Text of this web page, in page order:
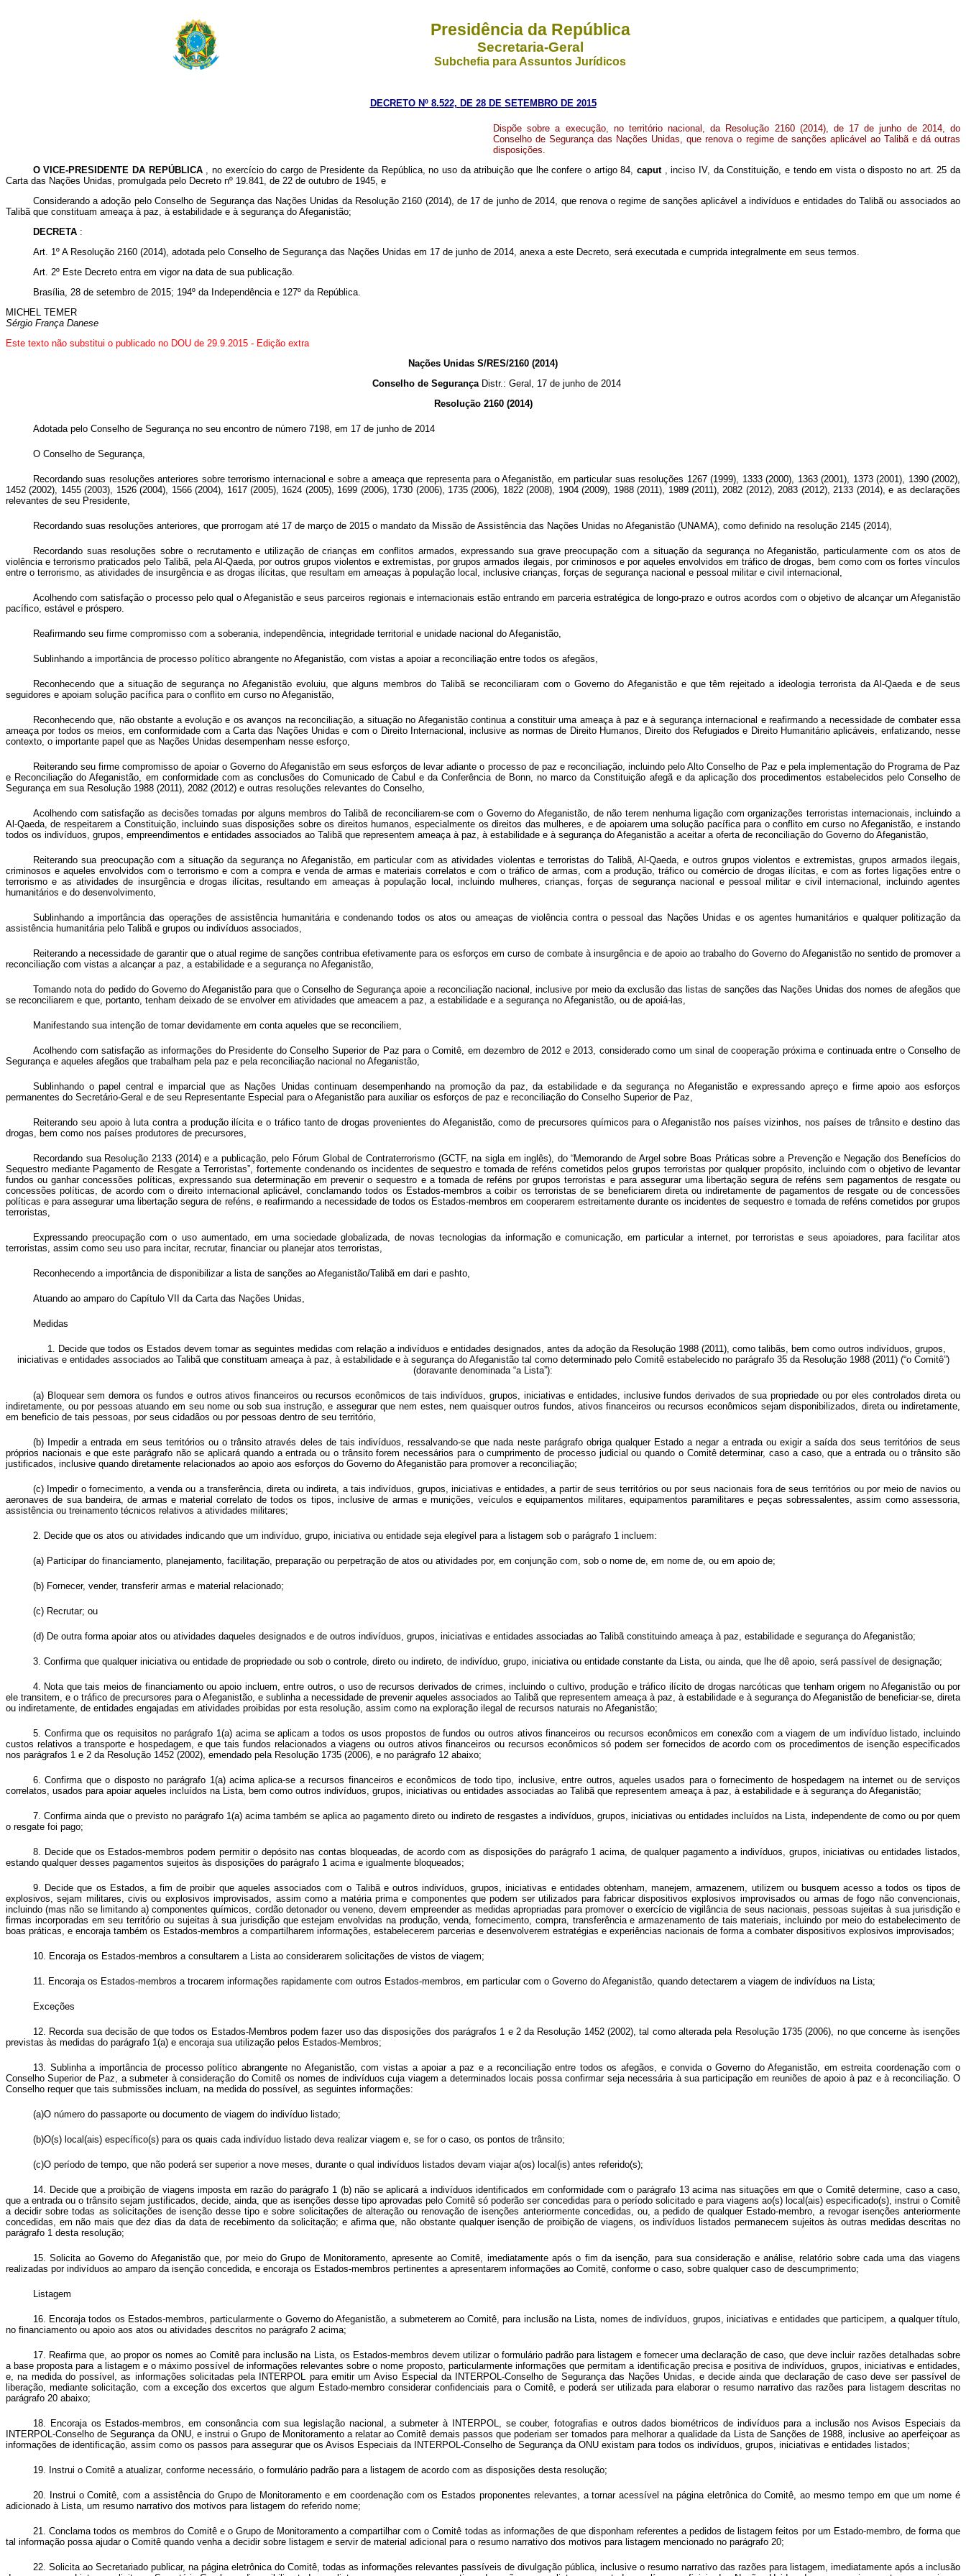
Presidência da República
Secretaria-Geral
Subchefia para Assuntos Jurídicos
DECRETO Nº 8.522, DE 28 DE SETEMBRO DE 2015
Dispõe sobre a execução, no território nacional, da Resolução 2160 (2014), de 17 de junho de 2014, do
Conselho de Segurança das Nações Unidas, que renova o regime de sanções aplicável ao Talibã e dá outras
disposições.
O VICE-PRESIDENTE DA REPÚBLICA , no exercício do cargo de Presidente da República, no uso da atribuição que lhe confere o artigo 84,caput , inciso IV, da Constituição, e tendo em vista o disposto no art. 25 da
Carta das Nações Unidas, promulgada pelo Decreto nº 19.841, de 22 de outubro de 1945, e
Considerando a adoção pelo Conselho de Segurança das Nações Unidas da Resolução 2160 (2014), de 17 de junho de 2014, que renova o regime de sanções aplicável a indivíduos e entidades do Talibã ou associados ao
Talibã que constituam ameaça à paz, à estabilidade e à segurança do Afeganistão;
DECRETA :
Art. 1º A Resolução 2160 (2014), adotada pelo Conselho de Segurança das Nações Unidas em 17 de junho de 2014, anexa a este Decreto, será executada e cumprida integralmente em seus termos.
Art. 2º Este Decreto entra em vigor na data de sua publicação.
Brasília, 28 de setembro de 2015; 194º da Independência e 127º da República.
MICHEL TEMER
Sérgio França Danese
Este texto não substitui o publicado no DOU de 29.9.2015 - Edição extra
Nações Unidas S/RES/2160 (2014)
Conselho de Segurança Distr.: Geral, 17 de junho de 2014
Resolução 2160 (2014)
Adotada pelo Conselho de Segurança no seu encontro de número 7198, em 17 de junho de 2014
O Conselho de Segurança,
Recordando suas resoluções anteriores sobre terrorismo internacional e sobre a ameaça que representa para o Afeganistão, em particular suas resoluções 1267 (1999), 1333 (2000), 1363 (2001), 1373 (2001), 1390 (2002),
1452 (2002), 1455 (2003), 1526 (2004), 1566 (2004), 1617 (2005), 1624 (2005), 1699 (2006), 1730 (2006), 1735 (2006), 1822 (2008), 1904 (2009), 1988 (2011), 1989 (2011), 2082 (2012), 2083 (2012), 2133 (2014), e as declarações
relevantes de seu Presidente,
Recordando suas resoluções anteriores, que prorrogam até 17 de março de 2015 o mandato da Missão de Assistência das Nações Unidas no Afeganistão (UNAMA), como definido na resolução 2145 (2014),
Recordando suas resoluções sobre o recrutamento e utilização de crianças em conflitos armados, expressando sua grave preocupação com a situação da segurança no Afeganistão, particularmente com os atos de
violência e terrorismo praticados pelo Talibã, pela Al-Qaeda, por outros grupos violentos e extremistas, por grupos armados ilegais, por criminosos e por aqueles envolvidos em tráfico de drogas, bem como com os fortes vínculos
entre o terrorismo, as atividades de insurgência e as drogas ilícitas, que resultam em ameaças à população local, inclusive crianças, forças de segurança nacional e pessoal militar e civil internacional,
Acolhendo com satisfação o processo pelo qual o Afeganistão e seus parceiros regionais e internacionais estão entrando em parceria estratégica de longo-prazo e outros acordos com o objetivo de alcançar um Afeganistão
pacífico, estável e próspero.
Reafirmando seu firme compromisso com a soberania, independência, integridade territorial e unidade nacional do Afeganistão,
Sublinhando a importância de processo político abrangente no Afeganistão, com vistas a apoiar a reconciliação entre todos os afegãos,
Reconhecendo que a situação de segurança no Afeganistão evoluiu, que alguns membros do Talibã se reconciliaram com o Governo do Afeganistão e que têm rejeitado a ideologia terrorista da Al-Qaeda e de seus
seguidores e apoiam solução pacífica para o conflito em curso no Afeganistão,
Reconhecendo que, não obstante a evolução e os avanços na reconciliação, a situação no Afeganistão continua a constituir uma ameaça à paz e à segurança internacional e reafirmando a necessidade de combater essa
ameaça por todos os meios, em conformidade com a Carta das Nações Unidas e com o Direito Internacional, inclusive as normas de Direito Humanos, Direito dos Refugiados e Direito Humanitário aplicáveis, enfatizando, nesse
contexto, o importante papel que as Nações Unidas desempenham nesse esforço,
Reiterando seu firme compromisso de apoiar o Governo do Afeganistão em seus esforços de levar adiante o processo de paz e reconciliação, incluindo pelo Alto Conselho de Paz e pela implementação do Programa de Paz
e Reconciliação do Afeganistão, em conformidade com as conclusões do Comunicado de Cabul e da Conferência de Bonn, no marco da Constituição afegã e da aplicação dos procedimentos estabelecidos pelo Conselho de
Segurança em sua Resolução 1988 (2011), 2082 (2012) e outras resoluções relevantes do Conselho,
Acolhendo com satisfação as decisões tomadas por alguns membros do Talibã de reconciliarem-se com o Governo do Afeganistão, de não terem nenhuma ligação com organizações terroristas internacionais, incluindo a
Al-Qaeda, de respeitarem a Constituição, incluindo suas disposições sobre os direitos humanos, especialmente os direitos das mulheres, e de apoiarem uma solução pacífica para o conflito em curso no Afeganistão, e instando
todos os indivíduos, grupos, empreendimentos e entidades associados ao Talibã que representem ameaça à paz, à estabilidade e à segurança do Afeganistão a aceitar a oferta de reconciliação do Governo do Afeganistão,
Reiterando sua preocupação com a situação da segurança no Afeganistão, em particular com as atividades violentas e terroristas do Talibã, Al-Qaeda, e outros grupos violentos e extremistas, grupos armados ilegais,
criminosos e aqueles envolvidos com o terrorismo e com a compra e venda de armas e materiais correlatos e com o tráfico de armas, com a produção, tráfico ou comércio de drogas ilícitas, e com as fortes ligações entre o
terrorismo e as atividades de insurgência e drogas ilícitas, resultando em ameaças à população local, incluindo mulheres, crianças, forças de segurança nacional e pessoal militar e civil internacional, incluindo agentes
humanitários e do desenvolvimento,
Sublinhando a importância das operações de assistência humanitária e condenando todos os atos ou ameaças de violência contra o pessoal das Nações Unidas e os agentes humanitários e qualquer politização da
assistência humanitária pelo Talibã e grupos ou indivíduos associados,
Reiterando a necessidade de garantir que o atual regime de sanções contribua efetivamente para os esforços em curso de combate à insurgência e de apoio ao trabalho do Governo do Afeganistão no sentido de promover a
reconciliação com vistas a alcançar a paz, a estabilidade e a segurança no Afeganistão,
Tomando nota do pedido do Governo do Afeganistão para que o Conselho de Segurança apoie a reconciliação nacional, inclusive por meio da exclusão das listas de sanções das Nações Unidas dos nomes de afegãos que
se reconciliarem e que, portanto, tenham deixado de se envolver em atividades que ameacem a paz, a estabilidade e a segurança no Afeganistão, ou de apoiá-las,
Manifestando sua intenção de tomar devidamente em conta aqueles que se reconciliem,
Acolhendo com satisfação as informações do Presidente do Conselho Superior de Paz para o Comitê, em dezembro de 2012 e 2013, considerado como um sinal de cooperação próxima e continuada entre o Conselho de
Segurança e aqueles afegãos que trabalham pela paz e pela reconciliação nacional no Afeganistão,
Sublinhando o papel central e imparcial que as Nações Unidas continuam desempenhando na promoção da paz, da estabilidade e da segurança no Afeganistão e expressando apreço e firme apoio aos esforços
permanentes do Secretário-Geral e de seu Representante Especial para o Afeganistão para auxiliar os esforços de paz e reconciliação do Conselho Superior de Paz,
Reiterando seu apoio à luta contra a produção ilícita e o tráfico tanto de drogas provenientes do Afeganistão, como de precursores químicos para o Afeganistão nos países vizinhos, nos países de trânsito e destino das
drogas, bem como nos países produtores de precursores,
Recordando sua Resolução 2133 (2014) e a publicação, pelo Fórum Global de Contraterrorismo (GCTF, na sigla em inglês), do “Memorando de Argel sobre Boas Práticas sobre a Prevenção e Negação dos Benefícios do
Sequestro mediante Pagamento de Resgate a Terroristas”, fortemente condenando os incidentes de sequestro e tomada de reféns cometidos pelos grupos terroristas por qualquer propósito, incluindo com o objetivo de levantar
fundos ou ganhar concessões políticas, expressando sua determinação em prevenir o sequestro e a tomada de reféns por grupos terroristas e para assegurar uma libertação segura de reféns sem pagamentos de resgate ou
concessões políticas, de acordo com o direito internacional aplicável, conclamando todos os Estados-membros a coibir os terroristas de se beneficiarem direta ou indiretamente de pagamentos de resgate ou de concessões
políticas e para assegurar uma libertação segura de reféns, e reafirmando a necessidade de todos os Estados-membros em cooperarem estreitamente durante os incidentes de sequestro e tomada de reféns cometidos por grupos
terroristas,
Expressando preocupação com o uso aumentado, em uma sociedade globalizada, de novas tecnologias da informação e comunicação, em particular a internet, por terroristas e seus apoiadores, para facilitar atos
terroristas, assim como seu uso para incitar, recrutar, financiar ou planejar atos terroristas,
Reconhecendo a importância de disponibilizar a lista de sanções ao Afeganistão/Talibã em dari e pashto,
Atuando ao amparo do Capítulo VII da Carta das Nações Unidas,
Medidas
1. Decide que todos os Estados devem tomar as seguintes medidas com relação a indivíduos e entidades designados, antes da adoção da Resolução 1988 (2011), como talibãs, bem como outros indivíduos, grupos,
iniciativas e entidades associados ao Talibã que constituam ameaça à paz, à estabilidade e à segurança do Afeganistão tal como determinado pelo Comitê estabelecido no parágrafo 35 da Resolução 1988 (2011) (“o Comitê”)
(doravante denominada “a Lista”):
(a) Bloquear sem demora os fundos e outros ativos financeiros ou recursos econômicos de tais indivíduos, grupos, iniciativas e entidades, inclusive fundos derivados de sua propriedade ou por eles controlados direta ou
indiretamente, ou por pessoas atuando em seu nome ou sob sua instrução, e assegurar que nem estes, nem quaisquer outros fundos, ativos financeiros ou recursos econômicos sejam disponibilizados, direta ou indiretamente,
em beneficio de tais pessoas, por seus cidadãos ou por pessoas dentro de seu território,
(b) Impedir a entrada em seus territórios ou o trânsito através deles de tais indivíduos, ressalvando-se que nada neste parágrafo obriga qualquer Estado a negar a entrada ou exigir a saída dos seus territórios de seus
próprios nacionais e que este parágrafo não se aplicará quando a entrada ou o trânsito forem necessários para o cumprimento de processo judicial ou quando o Comitê determinar, caso a caso, que a entrada ou o trânsito são
justificados, inclusive quando diretamente relacionados ao apoio aos esforços do Governo do Afeganistão para promover a reconciliação;
(c) Impedir o fornecimento, a venda ou a transferência, direta ou indireta, a tais indivíduos, grupos, iniciativas e entidades, a partir de seus territórios ou por seus nacionais fora de seus territórios ou por meio de navios ou
aeronaves de sua bandeira, de armas e material correlato de todos os tipos, inclusive de armas e munições, veículos e equipamentos militares, equipamentos paramilitares e peças sobressalentes, assim como assessoria,
assistência ou treinamento técnicos relativos a atividades militares;
2. Decide que os atos ou atividades indicando que um indivíduo, grupo, iniciativa ou entidade seja elegível para a listagem sob o parágrafo 1 incluem:
(a) Participar do financiamento, planejamento, facilitação, preparação ou perpetração de atos ou atividades por, em conjunção com, sob o nome de, em nome de, ou em apoio de;
(b) Fornecer, vender, transferir armas e material relacionado;
(c) Recrutar; ou
(d) De outra forma apoiar atos ou atividades daqueles designados e de outros indivíduos, grupos, iniciativas e entidades associadas ao Talibã constituindo ameaça à paz, estabilidade e segurança do Afeganistão;
3. Confirma que qualquer iniciativa ou entidade de propriedade ou sob o controle, direto ou indireto, de indivíduo, grupo, iniciativa ou entidade constante da Lista, ou ainda, que lhe dê apoio, será passível de designação;
4. Nota que tais meios de financiamento ou apoio incluem, entre outros, o uso de recursos derivados de crimes, incluindo o cultivo, produção e tráfico ilícito de drogas narcóticas que tenham origem no Afeganistão ou por
ele transitem, e o tráfico de precursores para o Afeganistão, e sublinha a necessidade de prevenir aqueles associados ao Talibã que representem ameaça à paz, à estabilidade e à segurança do Afeganistão de beneficiar-se, direta
ou indiretamente, de entidades engajadas em atividades proibidas por esta resolução, assim como na exploração ilegal de recursos naturais no Afeganistão;
5. Confirma que os requisitos no parágrafo 1(a) acima se aplicam a todos os usos propostos de fundos ou outros ativos financeiros ou recursos econômicos em conexão com a viagem de um indivíduo listado, incluindo
custos relativos a transporte e hospedagem, e que tais fundos relacionados a viagens ou outros ativos financeiros ou recursos econômicos só podem ser fornecidos de acordo com os procedimentos de isenção especificados
nos parágrafos 1 e 2 da Resolução 1452 (2002), emendado pela Resolução 1735 (2006), e no parágrafo 12 abaixo;
6. Confirma que o disposto no parágrafo 1(a) acima aplica-se a recursos financeiros e econômicos de todo tipo, inclusive, entre outros, aqueles usados para o fornecimento de hospedagem na internet ou de serviços
correlatos, usados para apoiar aqueles incluídos na Lista, bem como outros indivíduos, grupos, iniciativas ou entidades associadas ao Talibã que representem ameaça à paz, à estabilidade e à segurança do Afeganistão;
7. Confirma ainda que o previsto no parágrafo 1(a) acima também se aplica ao pagamento direto ou indireto de resgastes a indivíduos, grupos, iniciativas ou entidades incluídos na Lista, independente de como ou por quem
o resgate foi pago;
8. Decide que os Estados-membros podem permitir o depósito nas contas bloqueadas, de acordo com as disposições do parágrafo 1 acima, de qualquer pagamento a indivíduos, grupos, iniciativas ou entidades listados,
estando qualquer desses pagamentos sujeitos às disposições do parágrafo 1 acima e igualmente bloqueados;
9. Decide que os Estados, a fim de proibir que aqueles associados com o Talibã e outros indivíduos, grupos, iniciativas e entidades obtenham, manejem, armazenem, utilizem ou busquem acesso a todos os tipos de
explosivos, sejam militares, civis ou explosivos improvisados, assim como a matéria prima e componentes que podem ser utilizados para fabricar dispositivos explosivos improvisados ou armas de fogo não convencionais,
incluindo (mas não se limitando a) componentes químicos, cordão detonador ou veneno, devem empreender as medidas apropriadas para promover o exercício de vigilância de seus nacionais, pessoas sujeitas à sua jurisdição e
firmas incorporadas em seu território ou sujeitas à sua jurisdição que estejam envolvidas na produção, venda, fornecimento, compra, transferência e armazenamento de tais materiais, incluindo por meio do estabelecimento de
boas práticas, e encoraja também os Estados-membros a compartilharem informações, estabelecerem parcerias e desenvolverem estratégias e experiências nacionais de forma a combater dispositivos explosivos improvisados;
10. Encoraja os Estados-membros a consultarem a Lista ao considerarem solicitações de vistos de viagem;
11. Encoraja os Estados-membros a trocarem informações rapidamente com outros Estados-membros, em particular com o Governo do Afeganistão, quando detectarem a viagem de indivíduos na Lista;
Exceções
12. Recorda sua decisão de que todos os Estados-Membros podem fazer uso das disposições dos parágrafos 1 e 2 da Resolução 1452 (2002), tal como alterada pela Resolução 1735 (2006), no que concerne às isenções
previstas às medidas do parágrafo 1(a) e encoraja sua utilização pelos Estados-Membros;
13. Sublinha a importância de processo político abrangente no Afeganistão, com vistas a apoiar a paz e a reconciliação entre todos os afegãos, e convida o Governo do Afeganistão, em estreita coordenação com o
Conselho Superior de Paz, a submeter à consideração do Comitê os nomes de indivíduos cuja viagem a determinados locais possa confirmar seja necessária à sua participação em reuniões de apoio à paz e à reconciliação. O
Conselho requer que tais submissões incluam, na medida do possível, as seguintes informações:
(a)O número do passaporte ou documento de viagem do indivíduo listado;
(b)O(s) local(ais) específico(s) para os quais cada indivíduo listado deva realizar viagem e, se for o caso, os pontos de trânsito;
(c)O período de tempo, que não poderá ser superior a nove meses, durante o qual indivíduos listados devam viajar a(os) local(is) antes referido(s);
14. Decide que a proibição de viagens imposta em razão do parágrafo 1 (b) não se aplicará a indivíduos identificados em conformidade com o parágrafo 13 acima nas situações em que o Comitê determine, caso a caso,
que a entrada ou o trânsito sejam justificados, decide, ainda, que as isenções desse tipo aprovadas pelo Comitê só poderão ser concedidas para o período solicitado e para viagens ao(s) local(ais) especificado(s), instrui o Comitê
a decidir sobre todas as solicitações de isenção desse tipo e sobre solicitações de alteração ou renovação de isenções anteriormente concedidas, ou, a pedido de qualquer Estado-membro, a revogar isenções anteriormente
concedidas, em não mais que dez dias da data de recebimento da solicitação; e afirma que, não obstante qualquer isenção de proibição de viagens, os indivíduos listados permanecem sujeitos às outras medidas descritas no
parágrafo 1 desta resolução;
15. Solicita ao Governo do Afeganistão que, por meio do Grupo de Monitoramento, apresente ao Comitê, imediatamente após o fim da isenção, para sua consideração e análise, relatório sobre cada uma das viagens
realizadas por indivíduos ao amparo da isenção concedida, e encoraja os Estados-membros pertinentes a apresentarem informações ao Comitê, conforme o caso, sobre qualquer caso de descumprimento;
Listagem
16. Encoraja todos os Estados-membros, particularmente o Governo do Afeganistão, a submeterem ao Comitê, para inclusão na Lista, nomes de indivíduos, grupos, iniciativas e entidades que participem, a qualquer título,
no financiamento ou apoio aos atos ou atividades descritos no parágrafo 2 acima;
17. Reafirma que, ao propor os nomes ao Comitê para inclusão na Lista, os Estados-membros devem utilizar o formulário padrão para listagem e fornecer uma declaração de caso, que deve incluir razões detalhadas sobre
a base proposta para a listagem e o máximo possível de informações relevantes sobre o nome proposto, particularmente informações que permitam a identificação precisa e positiva de indivíduos, grupos, iniciativas e entidades,
e, na medida do possível, as informações solicitadas pela INTERPOL para emitir um Aviso Especial da INTERPOL-Conselho de Segurança das Nações Unidas, e decide ainda que declaração de caso deve ser passível de
liberação, mediante solicitação, com a exceção dos excertos que algum Estado-membro considerar confidenciais para o Comitê, e poderá ser utilizada para elaborar o resumo narrativo das razões para listagem descritas no
parágrafo 20 abaixo;
18. Encoraja os Estados-membros, em consonância com sua legislação nacional, a submeter à INTERPOL, se couber, fotografias e outros dados biométricos de indivíduos para a inclusão nos Avisos Especiais da
INTERPOL-Conselho de Segurança da ONU, e instrui o Grupo de Monitoramento a relatar ao Comitê demais passos que poderiam ser tomados para melhorar a qualidade da Lista de Sanções de 1988, inclusive ao aperfeiçoar as
informações de identificação, assim como os passos para assegurar que os Avisos Especiais da INTERPOL-Conselho de Segurança da ONU existam para todos os indivíduos, grupos, iniciativas e entidades listados;
19. Instrui o Comitê a atualizar, conforme necessário, o formulário padrão para a listagem de acordo com as disposições desta resolução;
20. Instrui o Comitê, com a assistência do Grupo de Monitoramento e em coordenação com os Estados proponentes relevantes, a tornar acessível na página eletrônica do Comitê, ao mesmo tempo em que um nome é
adicionado à Lista, um resumo narrativo dos motivos para listagem do referido nome;
21. Conclama todos os membros do Comitê e o Grupo de Monitoramento a compartilhar com o Comitê todas as informações de que disponham referentes a pedidos de listagem feitos por um Estado-membro, de forma que
tal informação possa ajudar o Comitê quando venha a decidir sobre listagem e servir de material adicional para o resumo narrativo dos motivos para listagem mencionado no parágrafo 20;
22. Solicita ao Secretariado publicar, na página eletrônica do Comitê, todas as informações relevantes passíveis de divulgação pública, inclusive o resumo narrativo das razões para listagem, imediatamente após a inclusão